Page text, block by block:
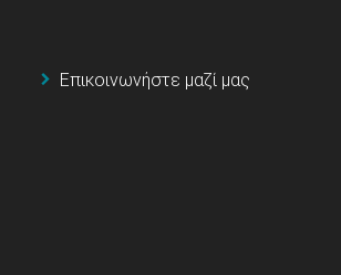
Επικοινωνήστε μαζί μας